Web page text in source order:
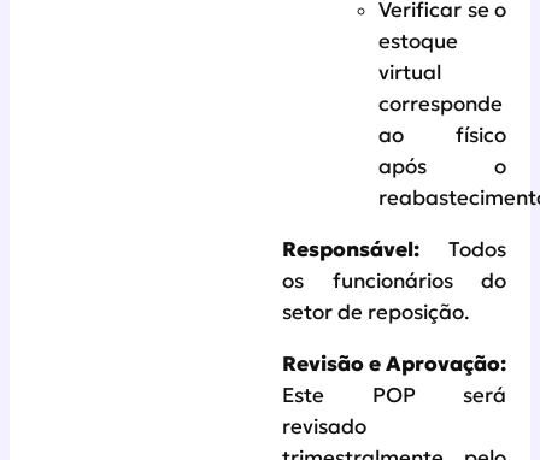
Verificar se o
estoque
virtual
corresponde
ao físico
após o
Responsável: Todos
os funcionários do
setor de reposição.
Revisão e Aprovação:
Este POP será
revisado